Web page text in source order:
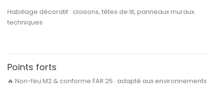
Habillage décoratif : cloisons, têtes de lit, panneaux muraux
techniques
Points forts
🔥 Non-feu M2 & conforme FAR 25 : adapté aux environnements